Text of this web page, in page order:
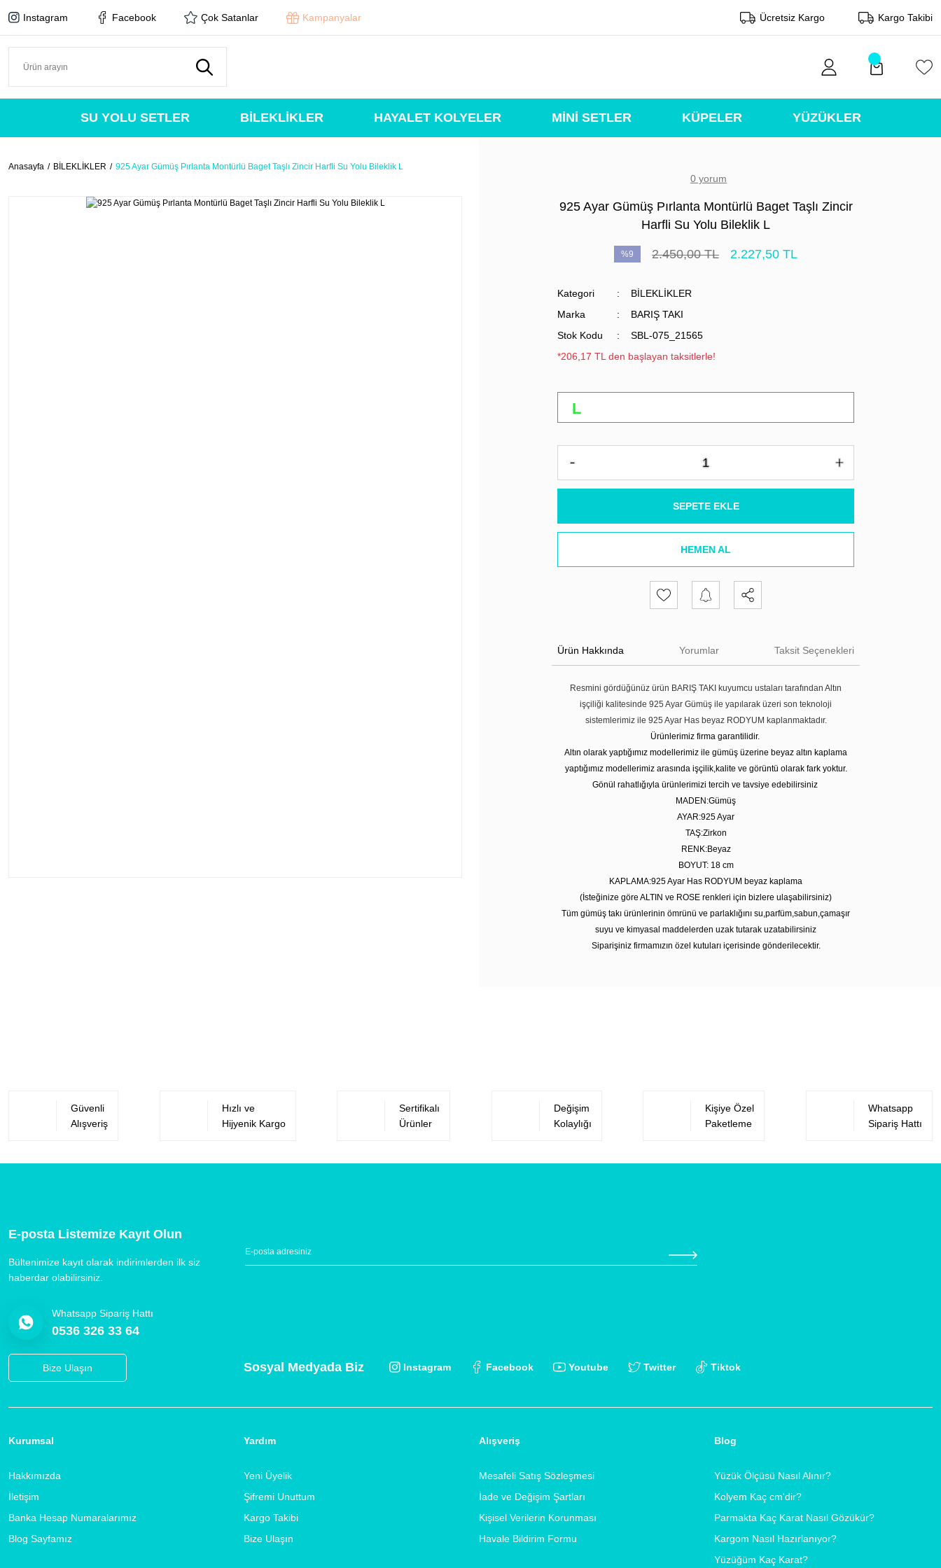
Instagram Facebook Çok Satanlar Kampanyalar Ücretsiz Kargo Kargo Takibi
SU YOLU SETLER BİLEKLİKLER HAYALET KOLYELER MİNİ SETLER KÜPELER YÜZÜKLER
Anasayfa BİLEKLİKLER 925 Ayar Gümüş Pırlanta Montürlü Baget Taşlı Zincir Harfli Su Yolu Bileklik L
0 yorum
925 Ayar Gümüş Pırlanta Montürlü Baget Taşlı Zincir
Harfli Su Yolu Bileklik L
%9 2.450,00 TL 2.227,50 TL
Kategori
BİLEKLİKLER
Marka
BARIŞ TAKI
Stok Kodu
SBL-075_21565
*206,17 TL den başlayan taksitlerle!
SEPETE EKLE
HEMEN AL
Ürün Hakkında Yorumlar Taksit Seçenekleri
Resmini gördüğünüz ürün BARIŞ TAKI kuyumcu ustaları tarafından Altın
işçiliği kalitesinde 925 Ayar Gümüş ile yapılarak üzeri son teknoloji
sistemlerimiz ile 925 Ayar Has beyaz RODYUM kaplanmaktadır.
Ürünlerimiz firma garantilidir.
Altın olarak yaptığımız modellerimiz ile gümüş üzerine beyaz altın kaplama
yaptığımız modellerimiz arasında işçilik,kalite ve görüntü olarak fark yoktur.
Gönül rahatlığıyla ürünlerimizi tercih ve tavsiye edebilirsiniz
MADEN:Gümüş
AYAR:925 Ayar
TAŞ:Zirkon
RENK:Beyaz
BOYUT: 18 cm
KAPLAMA:925 Ayar Has RODYUM beyaz kaplama
(İsteğinize göre ALTIN ve ROSE renkleri için bizlere ulaşabilirsiniz)
Tüm gümüş takı ürünlerinin ömrünü ve parlaklığını su,parfüm,sabun,çamaşır
suyu ve kimyasal maddelerden uzak tutarak uzatabilirsiniz
Siparişiniz firmamızın özel kutuları içerisinde gönderilecektir.
Güvenli
Alışveriş
Hızlı ve
Hijyenik Kargo
Sertifikalı
Ürünler
Değişim
Kolaylığı
Kişiye Özel
Paketleme
Whatsapp
Sipariş Hattı
E-posta Listemize Kayıt Olun
Bültenimize kayıt olarak indirimlerden ilk siz
haberdar olabilirsiniz.
Whatsapp Sipariş Hattı
0536 326 33 64
Bize Ulaşın Sosyal Medyada Biz Instagram Facebook Youtube Twitter Tiktok
Kurumsal
Hakkımızda
İletişim
Banka Hesap Numaralarımız
Blog Sayfamız
Yardım
Yeni Üyelik
Şifremi Unuttum
Kargo Takibi
Bize Ulaşın
Alışveriş
Mesafeli Satış Sözleşmesi
İade ve Değişim Şartları
Kişisel Verilerin Korunması
Havale Bildirim Formu
Blog
Yüzük Ölçüsü Nasıl Alınır?
Kolyem Kaç cm'dir?
Parmakta Kaç Karat Nasıl Gözükür?
Kargom Nasıl Hazırlanıyor?
Yüzüğüm Kaç Karat?